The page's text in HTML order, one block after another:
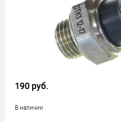
190 руб.
В наличии